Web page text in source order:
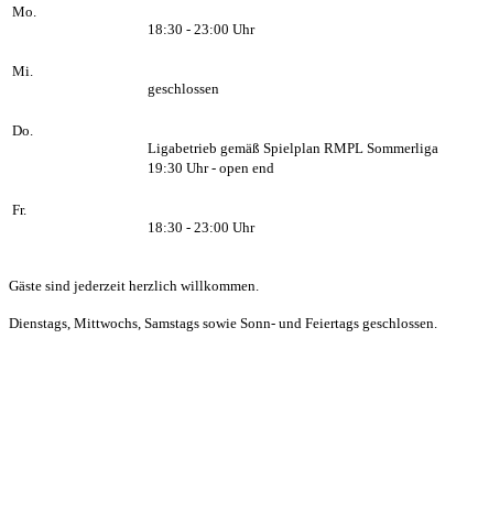
Mo.
18:30 - 23:00 Uhr
Mi.
geschlossen
Do.
Ligabetrieb gemäß Spielplan RMPL Sommerliga
19:30 Uhr - open end
Fr.
18:30 - 23:00 Uhr
Gäste sind jederzeit herzlich willkommen.
Dienstags, Mittwochs, Samstags sowie Sonn- und Feiertags geschlossen.